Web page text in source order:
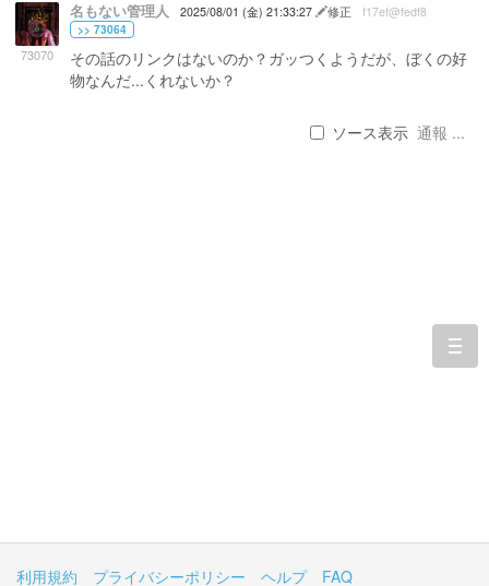
73070
名もない管理人 2025/08/01 (金) 21:33:27 修正 f17ef@fedf8
>> 73064
その話のリンクはないのか？ガッつくようだが、ぼくの好
物なんだ...くれないか？
ソース表示 通報 ...
利用規約 プライバシーポリシー ヘルプ FAQ